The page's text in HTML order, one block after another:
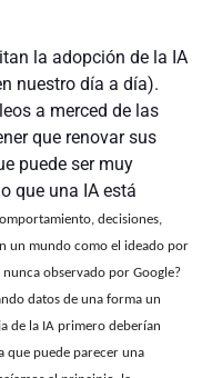
la adopción de la IA
nuestro día a día).
a merced de las
que renovar sus
puede ser muy
que una IA está
decisiones,
un mundo como el ideado por
observado por Google?
datos de una forma un
de la IA primero deberían
que puede parecer una